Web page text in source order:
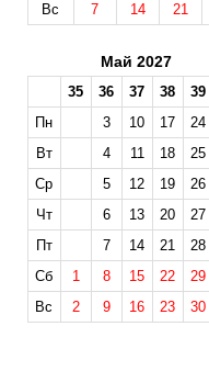
Вс
7 14 21
Май 2027
35 36 37 38
39
Пн
3 10 17
24
Вт
4 11 18
25
Ср
5 12 19
26
Чт
6 13 20
27
Пт
7 14 21
28
Сб
1 8 15 22
29
Вс
2 9 16 23 30